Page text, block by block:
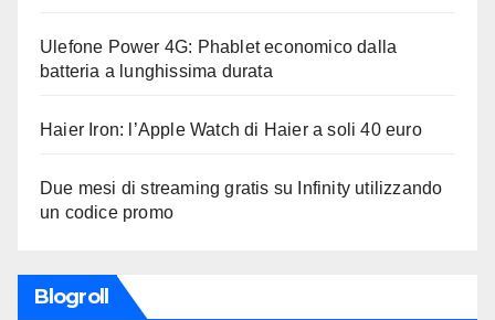
Ulefone Power 4G: Phablet economico dalla
batteria a lunghissima durata
Haier Iron: l’Apple Watch di Haier a soli 40 euro
Due mesi di streaming gratis su Infinity utilizzando
un codice promo
Blogroll